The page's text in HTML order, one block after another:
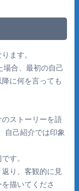
ます。
合、最初の自己
に何を言っても
ストーリーを語
自己紹介では印象
す。
り、客観的に見
描いてくださ